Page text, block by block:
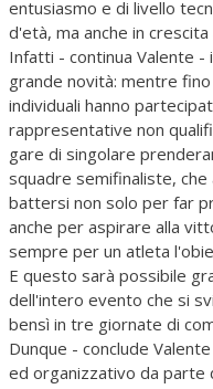
entusiasmo e di livello
d'età, ma anche in crescita
Infatti - continua Valente -
grande novità: mentre
individuali hanno
rappresentative non
gare di singolare
squadre semifinaliste, che
battersi non solo per far
anche per aspirare alla
sempre per un atleta
E questo sarà possibile
dell'intero evento che si
bensì in tre giornate di
Dunque - conclude
ed organizzativo da parte